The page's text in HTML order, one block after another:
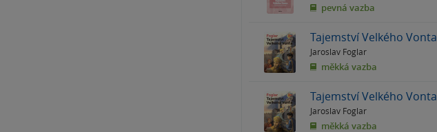
pevná vazba
Tajemství Velkého Vonta
Jaroslav Foglar
měkká vazba
Tajemství Velkého Vonta
Jaroslav Foglar
měkká vazba